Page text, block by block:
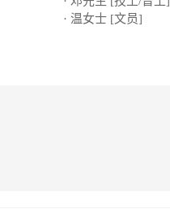
· 温女士 [文员]